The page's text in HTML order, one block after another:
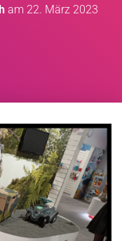
am 22. März 2023